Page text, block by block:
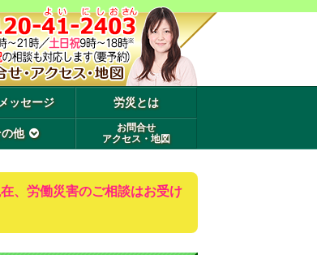
ッセージ 労災とは
の他
お問合せ
アクセス・地図
、労働災害のご相談はお受け